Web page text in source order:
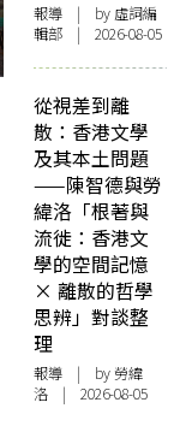
報導 | by 虛詞編
輯部 | 2026-08-05
從視差到離
散：香港文學
及其本土問題
——陳智德與勞
緯洛「根著與
流徙：香港文
學的空間記憶
× 離散的哲學
思辨」對談整
理
報導 | by 勞緯
洛 | 2026-08-05